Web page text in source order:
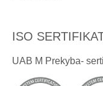
ISO
UAB M Prekyba-